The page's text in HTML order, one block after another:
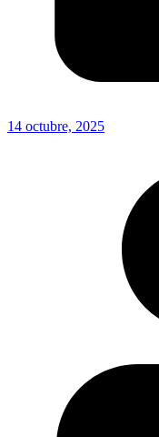
14 octubre, 2025